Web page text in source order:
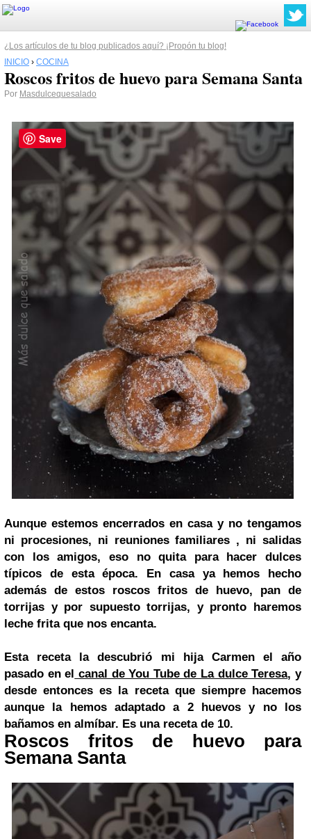
¿Los artículos de tu blog publicados aquí? ¡Propón tu blog!
INICIO › COCINA
Roscos fritos de huevo para Semana Santa
Por Masdulcequesalado
Aunque estemos encerrados en casa y no tengamos
ni procesiones, ni reuniones familiares , ni salidas
con los amigos, eso no quita para hacer dulces
típicos de esta época. En casa ya hemos hecho
además de estos roscos fritos de huevo, pan de
torrijas y por supuesto torrijas, y pronto haremos
leche frita que nos encanta.
Esta receta la descubrió mi hija Carmen el año
pasado en el canal de You Tube de La dulce Teresa, y
desde entonces es la receta que siempre hacemos
aunque la hemos adaptado a 2 huevos y no los
bañamos en almíbar. Es una receta de 10.
Roscos fritos de huevo para
Semana Santa
Save